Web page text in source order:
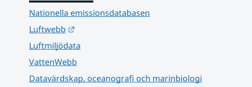
Nationella emissionsdatabasen
Luftwebb
Länk till annan webbplats.
Luftmiljödata
VattenWebb
Datavärdskap, oceanografi och marinbiologi